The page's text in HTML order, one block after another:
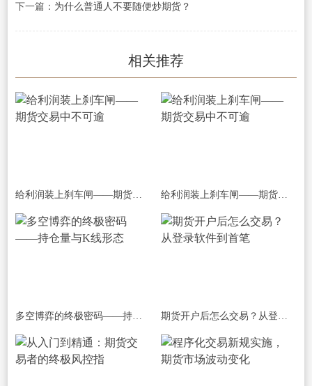
下一篇： 为什么普通人不要随便炒期货？
相关推荐
给利润装上刹车闸——期货交易中不可逾 给利润装上刹车闸——期货交易中不可逾
多空博弈的终极密码——持仓量与K线形态